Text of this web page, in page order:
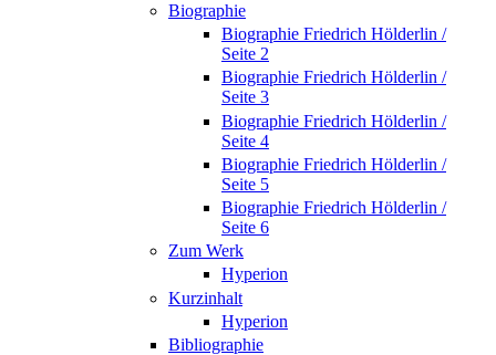
Biographie
Biographie Friedrich Hölderlin /
Seite 2
Biographie Friedrich Hölderlin /
Seite 3
Biographie Friedrich Hölderlin /
Seite 4
Biographie Friedrich Hölderlin /
Seite 5
Biographie Friedrich Hölderlin /
Seite 6
Zum Werk
Hyperion
Kurzinhalt
Hyperion
Bibliographie